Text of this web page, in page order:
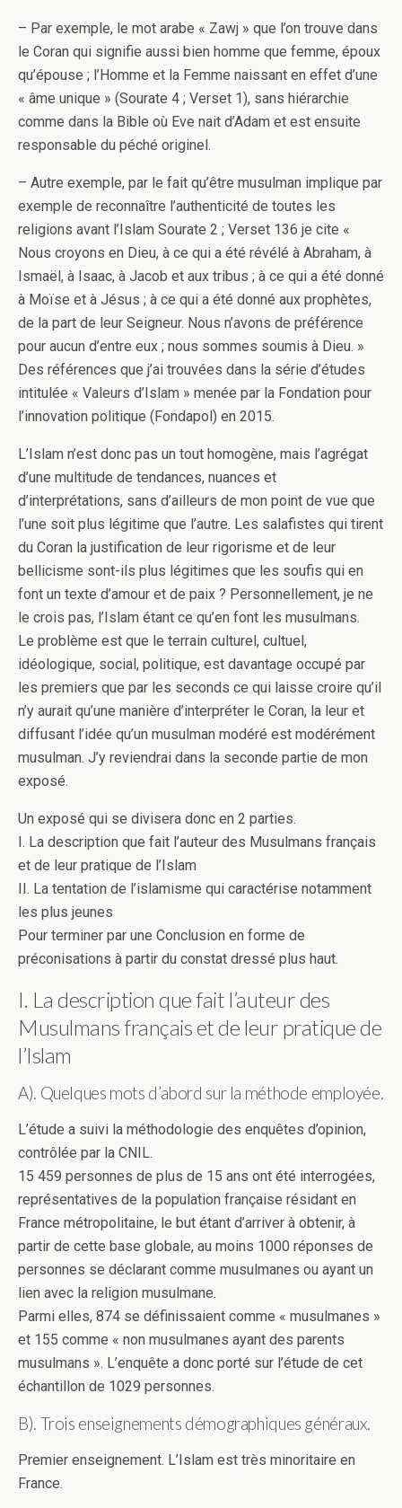
– Par exemple, le mot arabe « Zawj » que l’on trouve dans
le Coran qui signifie aussi bien homme que femme, époux
qu’épouse ; l’Homme et la Femme naissant en effet d’une
« âme unique » (Sourate 4 ; Verset 1), sans hiérarchie
comme dans la Bible où Eve nait d’Adam et est ensuite
responsable du péché originel.
– Autre exemple, par le fait qu’être musulman implique par
exemple de reconnaître l’authenticité de toutes les
religions avant l’Islam Sourate 2 ; Verset 136 je cite «
Nous croyons en Dieu, à ce qui a été révélé à Abraham, à
Ismaël, à Isaac, à Jacob et aux tribus ; à ce qui a été donné
à Moïse et à Jésus ; à ce qui a été donné aux prophètes,
de la part de leur Seigneur. Nous n’avons de préférence
pour aucun d’entre eux ; nous sommes soumis à Dieu. »
Des références que j’ai trouvées dans la série d’études
intitulée « Valeurs d’Islam » menée par la Fondation pour
l’innovation politique (Fondapol) en 2015.
L’Islam n’est donc pas un tout homogène, mais l’agrégat
d’une multitude de tendances, nuances et
d’interprétations, sans d’ailleurs de mon point de vue que
l’une soit plus légitime que l’autre. Les salafistes qui tirent
du Coran la justification de leur rigorisme et de leur
bellicisme sont-ils plus légitimes que les soufis qui en
font un texte d’amour et de paix ? Personnellement, je ne
le crois pas, l’Islam étant ce qu’en font les musulmans.
Le problème est que le terrain culturel, cultuel,
idéologique, social, politique, est davantage occupé par
les premiers que par les seconds ce qui laisse croire qu’il
n’y aurait qu’une manière d’interpréter le Coran, la leur et
diffusant l’idée qu’un musulman modéré est modérément
musulman. J’y reviendrai dans la seconde partie de mon
exposé.
Un exposé qui se divisera donc en 2 parties.
I. La description que fait l’auteur des Musulmans français
et de leur pratique de l’Islam
II. La tentation de l’islamisme qui caractérise notamment
les plus jeunes
Pour terminer par une Conclusion en forme de
préconisations à partir du constat dressé plus haut.
I. La description que fait l’auteur des
Musulmans français et de leur pratique de
l’Islam
A). Quelques mots d’abord sur la méthode employée.
L’étude a suivi la méthodologie des enquêtes d’opinion,
contrôlée par la CNIL.
15 459 personnes de plus de 15 ans ont été interrogées,
représentatives de la population française résidant en
France métropolitaine, le but étant d’arriver à obtenir, à
partir de cette base globale, au moins 1000 réponses de
personnes se déclarant comme musulmanes ou ayant un
lien avec la religion musulmane.
Parmi elles, 874 se définissaient comme « musulmanes »
et 155 comme « non musulmanes ayant des parents
musulmans ». L’enquête a donc porté sur l’étude de cet
échantillon de 1029 personnes.
B). Trois enseignements démographiques généraux.
Premier enseignement. L’Islam est très minoritaire en
France.